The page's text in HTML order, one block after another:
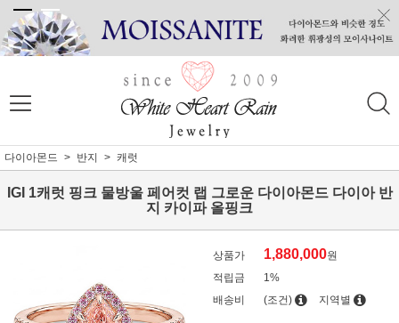
다이아몬드 반지 캐럿
IGI 1캐럿 핑크 물방울 페어컷 랩 그로운 다이아몬드 다이아 반
지 카이파 올핑크
상품가 1,880,000원
적립금
1%
배송비
(조건) 지역별